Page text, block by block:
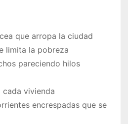
que arropa la ciudad
limita la pobreza
pareciendo hilos
cada vivienda
encrespadas que se